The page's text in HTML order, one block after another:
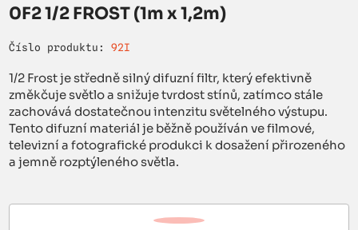
0F2 1/2 FROST (1m x 1,2m)
Číslo produktu: 92I
1/2 Frost je středně silný difuzní filtr, který efektivně
změkčuje světlo a snižuje tvrdost stínů, zatímco stále
zachovává dostatečnou intenzitu světelného výstupu.
Tento difuzní materiál je běžně používán ve filmové,
televizní a fotografické produkci k dosažení přirozeného
a jemně rozptýleného světla.